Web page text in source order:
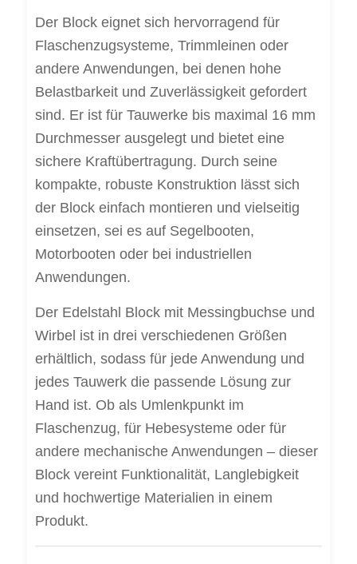
Der Block eignet sich hervorragend für
Flaschenzugsysteme, Trimmleinen oder
andere Anwendungen, bei denen hohe
Belastbarkeit und Zuverlässigkeit gefordert
sind. Er ist für Tauwerke bis maximal 16 mm
Durchmesser ausgelegt und bietet eine
sichere Kraftübertragung. Durch seine
kompakte, robuste Konstruktion lässt sich
der Block einfach montieren und vielseitig
einsetzen, sei es auf Segelbooten,
Motorbooten oder bei industriellen
Anwendungen.
Der Edelstahl Block mit Messingbuchse und
Wirbel ist in drei verschiedenen Größen
erhältlich, sodass für jede Anwendung und
jedes Tauwerk die passende Lösung zur
Hand ist. Ob als Umlenkpunkt im
Flaschenzug, für Hebesysteme oder für
andere mechanische Anwendungen – dieser
Block vereint Funktionalität, Langlebigkeit
und hochwertige Materialien in einem
Produkt.